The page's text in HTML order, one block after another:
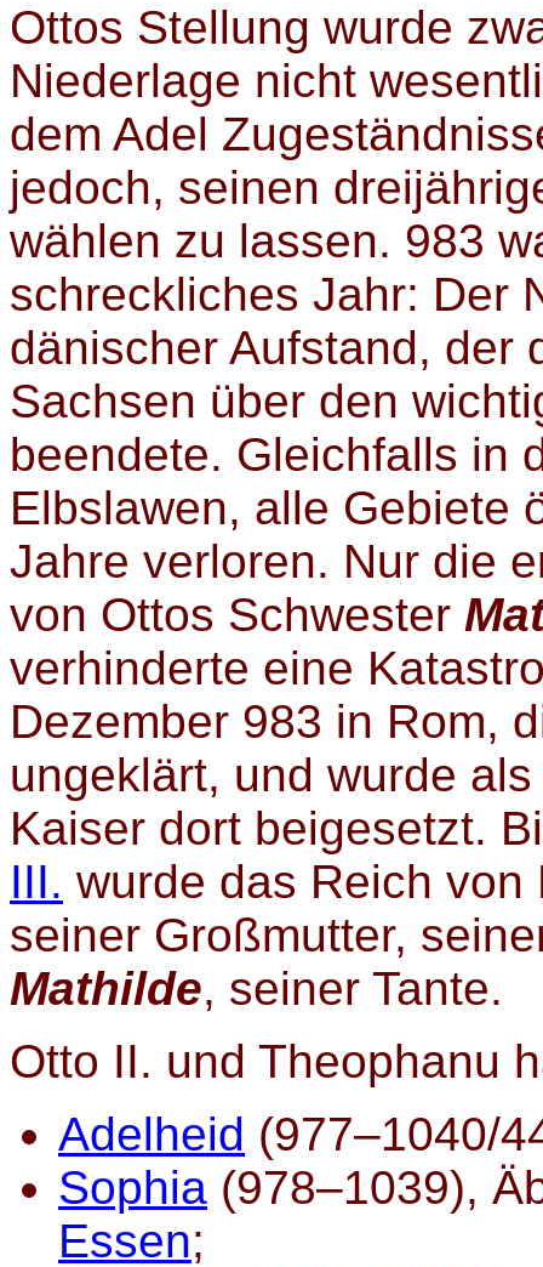
Ottos Stellung wurde
Niederlage nicht
dem Adel
jedoch, seinen
wählen zu lassen. 983
schreckliches Jahr: Der
dänischer Aufstand, der
Sachsen über den
beendete. Gleichfalls in
Elbslawen, alle Gebiete
Jahre verloren. Nur die
von Ottos Schwester
verhinderte eine
Dezember 983 in Rom,
ungeklärt, und wurde
Kaiser dort beigesetzt.
III. wurde das Reich
seiner Großmutter,
Mathilde, seiner Tante.
Otto II. und Theophanu
Adelheid (977–1040/
Sophia (978–1039),
Essen;